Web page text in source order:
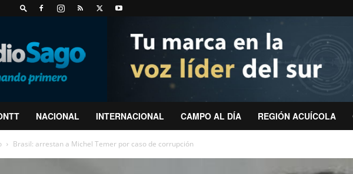
NACIONAL INTERNACIONAL CAMPO AL DÍA REGIÓN ACUÍCOLA
Brasil: arrestan a Michel Temer por caso de corrupción